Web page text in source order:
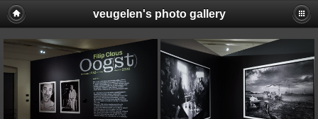
veugelen's photo gallery